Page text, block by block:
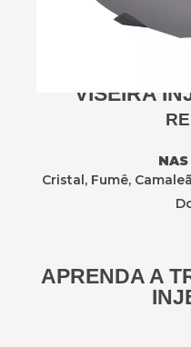
VISEIRA
Cristal, Fumê,
APRENDA A